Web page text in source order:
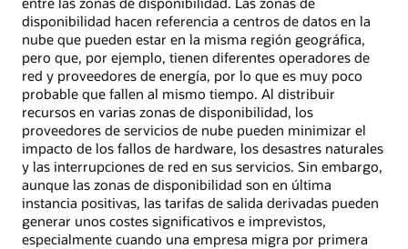
disponibilidad hacen referencia a centros de datos en la
nube que pueden estar en la misma región geográfica,
pero que, por ejemplo, tienen diferentes operadores de
red y proveedores de energía, por lo que es muy poco
probable que fallen al mismo tiempo. Al distribuir
recursos en varias zonas de disponibilidad, los
proveedores de servicios de nube pueden minimizar el
impacto de los fallos de hardware, los desastres naturales
y las interrupciones de red en sus servicios. Sin embargo,
aunque las zonas de disponibilidad son en última
instancia positivas, las tarifas de salida derivadas pueden
generar unos costes significativos e imprevistos,
especialmente cuando una empresa migra por primera